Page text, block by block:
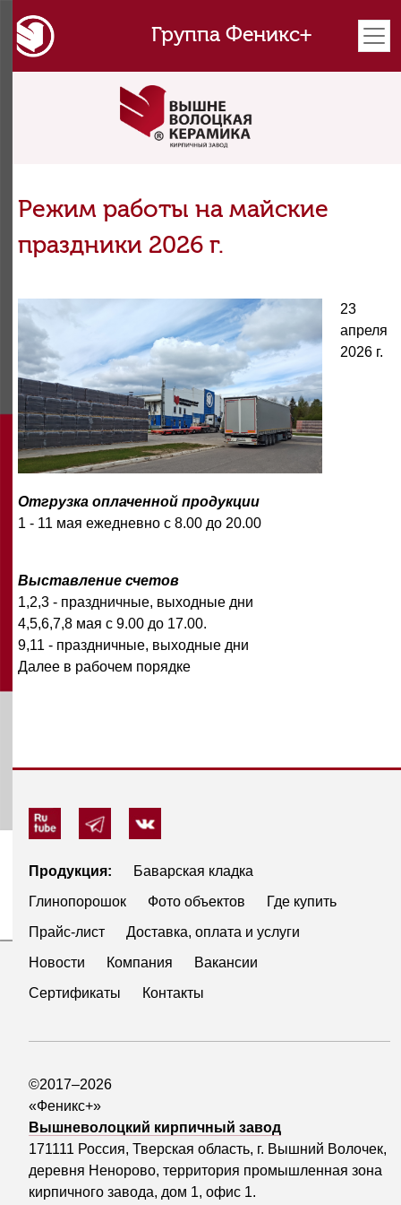
Группа Феникс+
Режим работы на майские
праздники 2026 г.
23
апреля
2026 г.
Отгрузка оплаченной продукции
1 - 11 мая ежедневно с 8.00 до 20.00
Выставление счетов
1,2,3 - праздничные, выходные дни
4,5,6,7,8 мая с 9.00 до 17.00.
9,11 - праздничные, выходные дни
Далее в рабочем порядке
Продукция:
Баварская кладка
Глинопорошок
Фото объектов
Где купить
Прайс-лист
Доставка, оплата и услуги
Новости
Компания
Вакансии
Сертификаты
Контакты
©2017–2026
«Феникс+»
Вышневолоцкий кирпичный завод
171111 Россия, Тверская область, г. Вышний Волочек,
деревня Ненорово, территория промышленная зона
кирпичного завода, дом 1, офис 1.